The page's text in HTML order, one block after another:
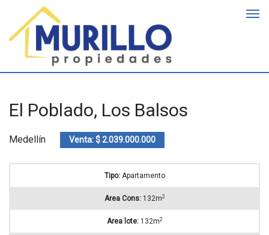
El Poblado, Los Balsos
Medellín Venta: $ 2.039.000.000
Tipo: Apartamento
Area Cons: 132m2
Area lote: 132m2